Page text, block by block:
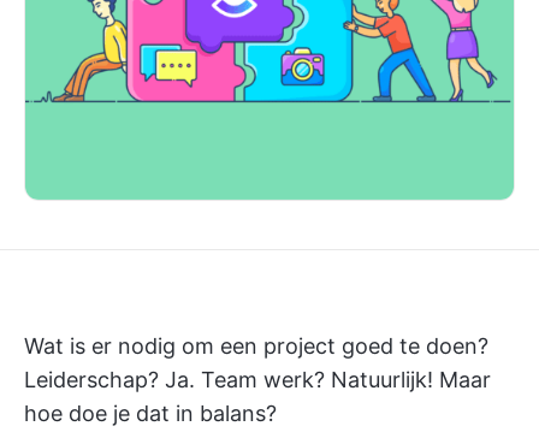
Wat is er nodig om een project goed te doen?
Leiderschap? Ja. Team werk? Natuurlijk! Maar
hoe doe je dat in balans?